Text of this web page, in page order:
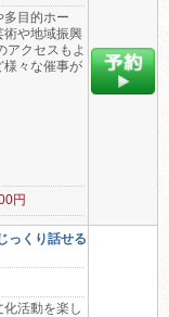
目的ホー
術や地域振興
アクセスもよ
様々な催事が
円
っくり話せる
活動を楽し